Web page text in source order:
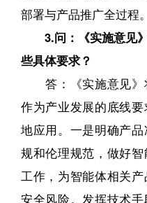
部署与产品推广全过程。
3.问：《实施意见
些具体要求？
答：《实施意见》
作为产业发展的底线
地应用。一是明确产
规和伦理规范，做好
工作，为智能体相关
安全风险。发挥技术